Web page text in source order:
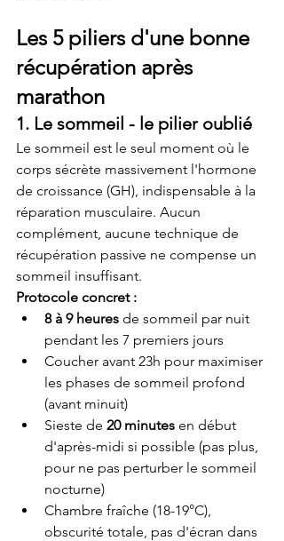
Les 5 piliers d'une bonne
récupération après
marathon
1. Le sommeil - le pilier oublié
Le sommeil est le seul moment où le
corps sécrète massivement l'hormone
de croissance (GH), indispensable à la
réparation musculaire. Aucun
complément, aucune technique de
récupération passive ne compense un
sommeil insuffisant.
Protocole concret :
8 à 9 heures de sommeil par nuit
pendant les 7 premiers jours
Coucher avant 23h pour maximiser
les phases de sommeil profond
(avant minuit)
Sieste de 20 minutes en début
d'après-midi si possible (pas plus,
pour ne pas perturber le sommeil
nocturne)
Chambre fraîche (18-19°C),
obscurité totale, pas d'écran dans